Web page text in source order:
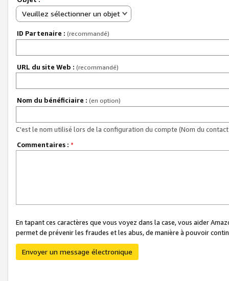
Veuillez sélectionner un objet
ID Partenaire : (recommandé)
URL du site Web : (recommandé)
Nom du bénéficiaire : (en option)
C'est le nom utilisé lors de la configuration du compte (Nom du
Commentaires : *
En tapant ces caractères que vous voyez dans la case, vous aider
permet de prévenir les fraudes et les abus, de manière à pouvoir
Envoyer un message électronique